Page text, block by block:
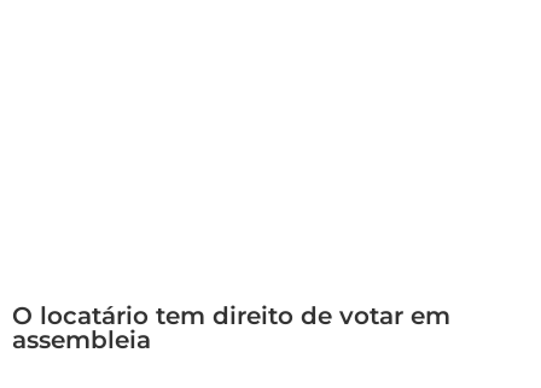
O locatário tem direito de votar em
assembleia